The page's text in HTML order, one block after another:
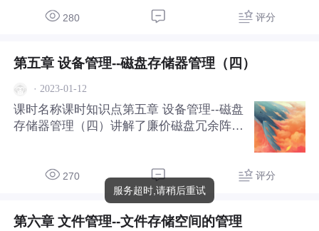
280 评分
第五章 设备管理--磁盘存储器管理（四）
· 2023-01-12
课时名称课时知识点第五章 设备管理--磁盘
存储器管理（四）讲解了廉价磁盘冗余阵列
270 评分
第六章 文件管理--文件存储空间的管理
服务超时,请稍后重试